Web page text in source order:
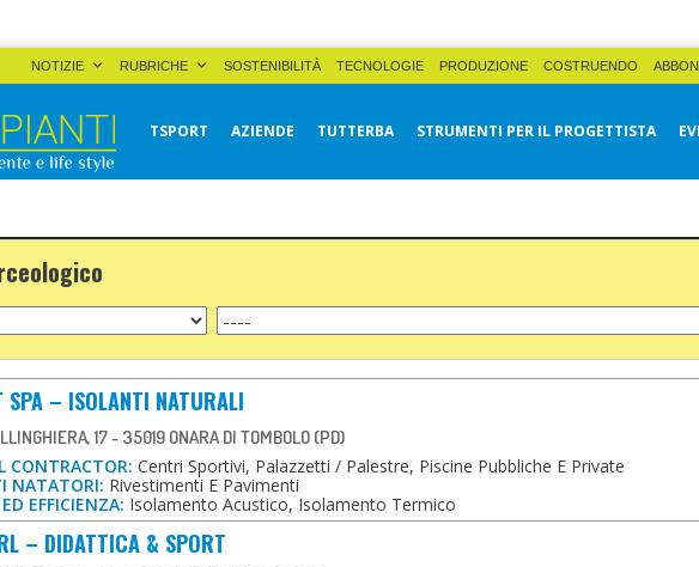
NOTIZIE RUBRICHE SOSTENIBILITÀ TECNOLOGIE PRODUZIONE COSTRUENDO
TSPORT AZIENDE TUTTERBA STRUMENTI PER IL PROGETTISTA
SPA – ISOLANTI NATURALI
17 - 35019 ONARA DI TOMBOLO (PD)
CONTRACTOR: Centri Sportivi, Palazzetti / Palestre, Piscine Pubbliche E Private
NATATORI: Rivestimenti E Pavimenti
EFFICIENZA: Isolamento Acustico, Isolamento Termico
– DIDATTICA & SPORT